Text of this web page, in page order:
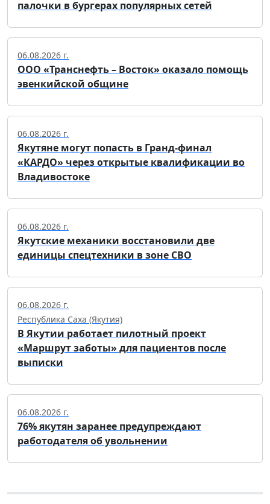
палочки в бургерах популярных сетей
06.08.2026 г.
ООО «Транснефть – Восток» оказало помощь
эвенкийской общине
06.08.2026 г.
Якутяне могут попасть в Гранд-финал
«КАРДО» через открытые квалификации во
Владивостоке
06.08.2026 г.
Якутские механики восстановили две
единицы спецтехники в зоне СВО
06.08.2026 г.
Республика Саха (Якутия)
В Якутии работает пилотный проект
«Маршрут заботы» для пациентов после
выписки
06.08.2026 г.
76% якутян заранее предупреждают
работодателя об увольнении